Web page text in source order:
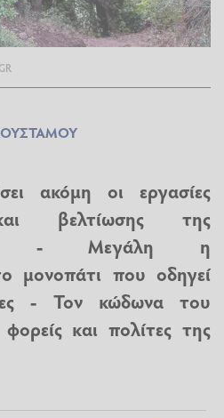
ακόμη οι εργασίες
βελτίωσης της
- Μεγάλη η
μονοπάτι που οδηγεί
- Τον κώδωνα του
και πολίτες της